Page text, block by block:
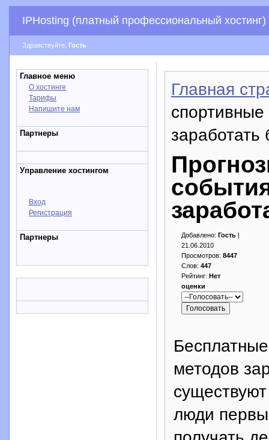
IPHosting (платный профессиональный хостинг)
Здравствуйте, Гость
Главное меню
О хостинге
Тарифы
Напишите нам
Партнеры
Управление хостингом
Вход
Регистрация
Партнеры
Главная
Добавлено: Гость |
21.06.2010
Просмотров: 8447
Слов: 447
Рейтинг: Нет
оценки
методов
люди